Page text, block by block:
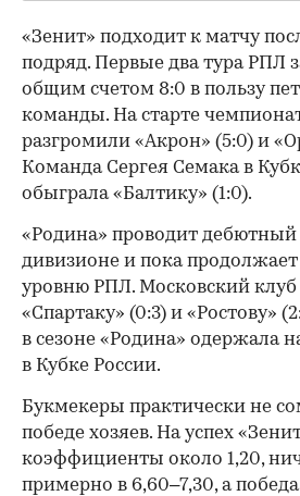
«Зенит» подходит к матчу
подряд. Первые два тура РПЛ
общим счетом 8:0 в пользу
команды. На старте
разгромили «Акрон» (5:0) и
Команда Сергея Семака в
обыграла «Балтику» (1:0).
«Родина» проводит дебютный
дивизионе и пока
уровню РПЛ. Московский клуб
«Спартаку» (0:3) и «Ростову»
в сезоне «Родина» одержала
в Кубке России.
Букмекеры практически не
победе хозяев. На успех
коэффициенты около 1,20,
примерно в 6,60–7,30, а